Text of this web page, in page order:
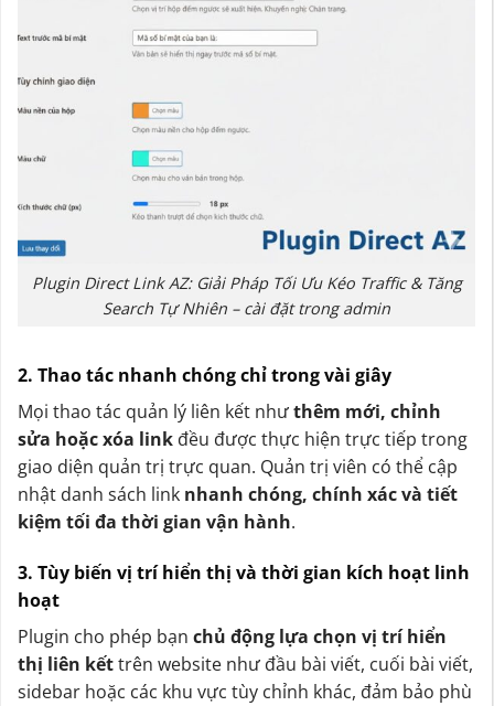
Plugin Direct Link AZ: Giải Pháp Tối Ưu Kéo Traffic & Tăng
Search Tự Nhiên – cài đặt trong admin
2. Thao tác nhanh chóng chỉ trong vài giây
Mọi thao tác quản lý liên kết nhưthêm mới, chỉnh
sửa hoặc xóa link đều được thực hiện trực tiếp trong
giao diện quản trị trực quan. Quản trị viên có thể cập
nhật danh sách link nhanh chóng, chính xác và tiết
kiệm tối đa thời gian vận hành.
3. Tùy biến vị trí hiển thị và thời gian kích hoạt linh
hoạt
Plugin cho phép bạn chủ động lựa chọn vị trí hiển
thị liên kếttrên website như đầu bài viết, cuối bài viết,
sidebar hoặc các khu vực tùy chỉnh khác, đảm bảo phù